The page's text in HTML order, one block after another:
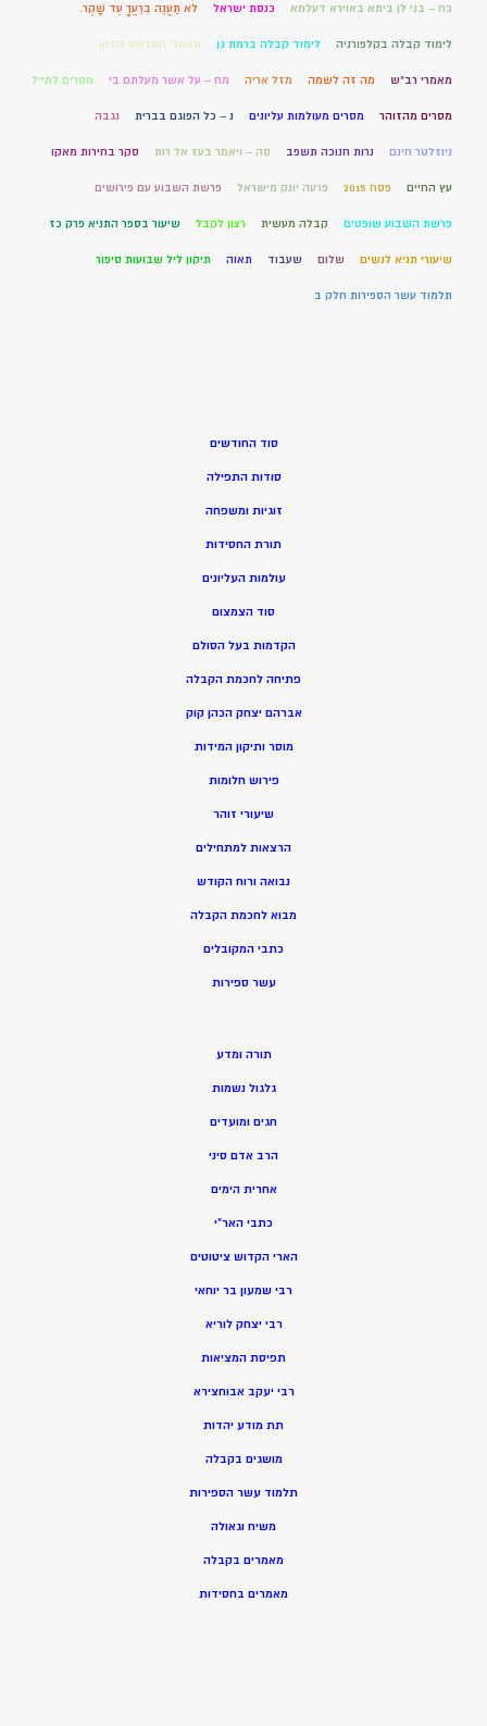
כח – בני לן ביתא באוירא דעלמא כנסת ישראל לֹא תַעֲנֶה בְרֵעֲךָ עֵד שָׁקֶר.
לימוד קבלה בקלפורניה לימוד קבלה ברמת גן מאמרי האדמור הזקן
מאמרי רב"ש מה זה לשמה מזל אריה מח – על אשר מעלתם בי מסרים למייל
מסרים מהזוהר מסרים מעולמות עליונים נ – כל הפוגם בברית נגבה
ניוזלטר חינם נרות חנוכה תשפב סה – ויאמר בעז אל רות סקר בחירות מאקו
עץ החיים פסח 2015 פרעה יונק מישראל פרשת השבוע עם פירושים
פרשת השבוע שופטים קבלה מעשית רצון לקבל שיעור בספר התניא פרק כז
שיעורי תניא לנשים שלום שעבוד תאוה תיקון ליל שבועות סיפור
תלמוד עשר הספירות חלק ב
סוד החודשים
סודות התפילה
זוגיות ומשפחה
תורת החסידות
עולמות העליונים
סוד הצמצום
הקדמות בעל הסולם
פתיחה לחכמת הקבלה
אברהם יצחק הכהן קוק
מוסר ותיקון המידות
פירוש חלומות
שיעורי זוהר
הרצאות למתחילים
נבואה ורוח הקודש
מבוא לחכמת הקבלה
כתבי המקובלים
עשר ספירות
תורה ומדע
גלגול נשמות
חגים ומועדים
הרב אדם סיני
אחרית הימים
כתבי האר”י
הארי הקדוש ציטוטים
רבי שמעון בר יוחאי
רבי יצחק לוריא
תפיסת המציאות
רבי יעקב אבוחצירא
תת מודע יהדות
מושגים בקבלה
תלמוד עשר הספירות
משיח וגאולה
מאמרים בקבלה
מאמרים בחסידות